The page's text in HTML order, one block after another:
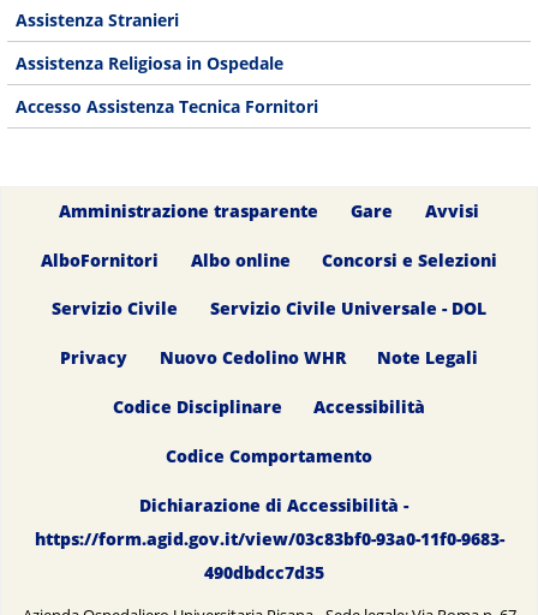
Assistenza Stranieri
Assistenza Religiosa in Ospedale
Accesso Assistenza Tecnica Fornitori
Amministrazione trasparente Gare Avvisi
AlboFornitori Albo online Concorsi e Selezioni
Servizio Civile Servizio Civile Universale - DOL
Privacy Nuovo Cedolino WHR Note Legali
Codice Disciplinare Accessibilità
Codice Comportamento
Dichiarazione di Accessibilità -
https://form.agid.gov.it/view/03c83bf0-93a0-11f0-9683-
490dbdcc7d35